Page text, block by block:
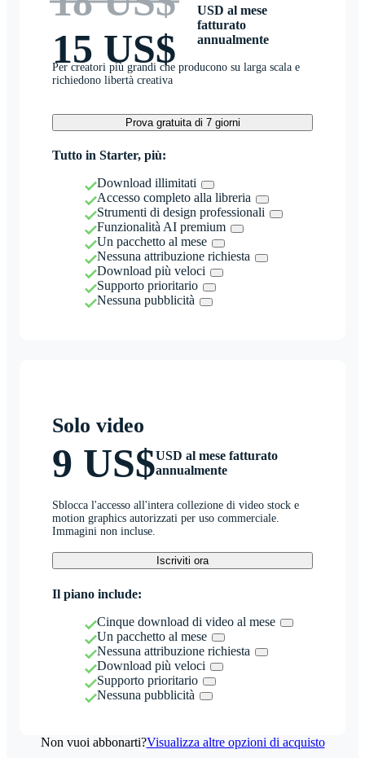
15 US$
USD al mese
fatturato
annualmente
Per creatori più grandi che producono su larga scala e
richiedono libertà creativa
Prova gratuita di 7 giorni
Tutto in Starter, più:
Download illimitati
Accesso completo alla libreria
Strumenti di design professionali
Funzionalità AI premium
Un pacchetto al mese
Nessuna attribuzione richiesta
Download più veloci
Supporto prioritario
Nessuna pubblicità
Solo video
9 US$USD al mese fatturato
annualmente
Sblocca l'accesso all'intera collezione di video stock e
motion graphics autorizzati per uso commerciale.
Immagini non incluse.
Iscriviti ora
Il piano include:
Cinque download di video al mese
Un pacchetto al mese
Nessuna attribuzione richiesta
Download più veloci
Supporto prioritario
Nessuna pubblicità
Non vuoi abbonarti?Visualizza altre opzioni di acquisto